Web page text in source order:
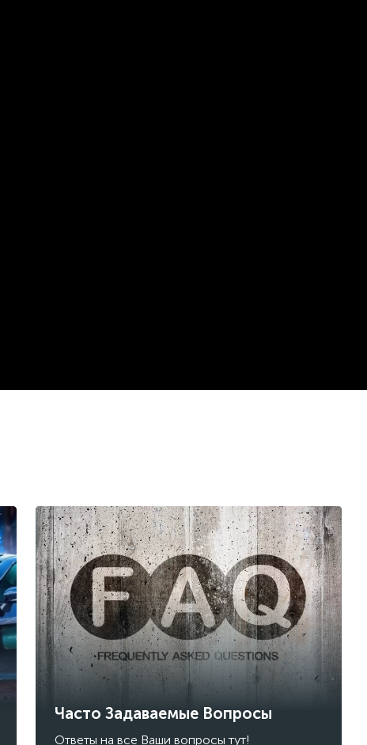
Часто Задаваемые Вопросы
Ответы на все Ваши вопросы тут!